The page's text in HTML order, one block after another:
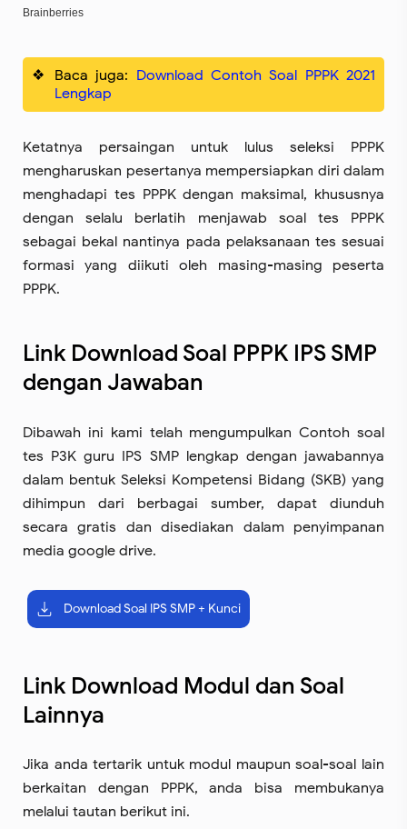
Baca juga: Download Contoh Soal PPPK 2021
Lengkap
Ketatnya persaingan untuk lulus seleksi PPPK
mengharuskan pesertanya mempersiapkan diri dalam
menghadapi tes PPPK dengan maksimal, khususnya
dengan selalu berlatih menjawab soal tes PPPK
sebagai bekal nantinya pada pelaksanaan tes sesuai
formasi yang diikuti oleh masing-masing peserta
PPPK.
Link Download Soal PPPK IPS SMP
dengan Jawaban
Dibawah ini kami telah mengumpulkan Contoh soal
tes P3K guru IPS SMP lengkap dengan jawabannya
dalam bentuk Seleksi Kompetensi Bidang (SKB) yang
dihimpun dari berbagai sumber, dapat diunduh
secara gratis dan disediakan dalam penyimpanan
media google drive.
Download Soal IPS SMP + Kunci
Link Download Modul dan Soal
Lainnya
Jika anda tertarik untuk modul maupun soal-soal lain
berkaitan dengan PPPK, anda bisa membukanya
melalui tautan berikut ini.